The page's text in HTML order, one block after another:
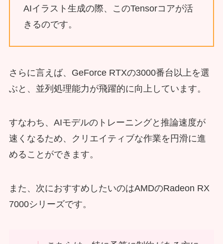
AIイラスト生成の際、このTensorコアが活
きるのです。
さらに言えば、GeForce RTXの3000番台以上を選
ぶと、並列処理能力が飛躍的に向上しています。
すなわち、AIモデルのトレーニングと推論速度が
速くなるため、クリエイティブな作業を円滑に進
めることができます。
また、次におすすめしたいのはAMDのRadeon RX
7000シリーズです。